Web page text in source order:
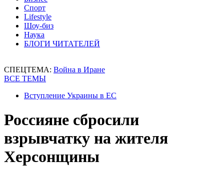
Спорт
Lifestyle
Шоу-биз
Наука
БЛОГИ ЧИТАТЕЛЕЙ
СПЕЦТЕМА: Война в Иране
ВСЕ ТЕМЫ
Вступление Украины в ЕС
Россияне сбросили
взрывчатку на жителя
Херсонщины